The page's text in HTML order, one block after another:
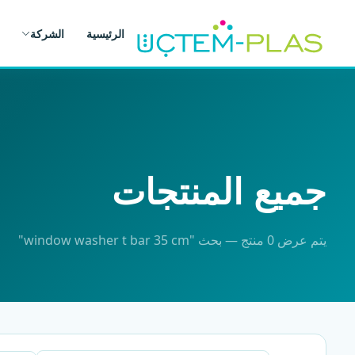
الرئيسية الشركة
جميع المنتجات
يتم عرض 0 منتج — بحث "window washer t bar 35 cm"